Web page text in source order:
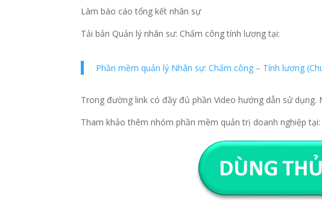
Làm báo cáo tổng kết nhân sự
Tải bản Quản lý nhân sư: Chấm công tính lương tại:
Phần mềm quản lý Nhân sự: Chấm công – Tính lương
Trong đường link có đầy đủ phần Video hướng dẫn sử
Tham khảo thêm nhóm phần mềm quản trị doanh nghiệp tại: